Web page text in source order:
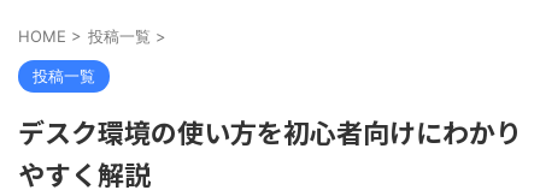
HOME > 投稿一覧 >
投稿一覧
デスク環境の使い方を初心者向けにわかり
やすく解説